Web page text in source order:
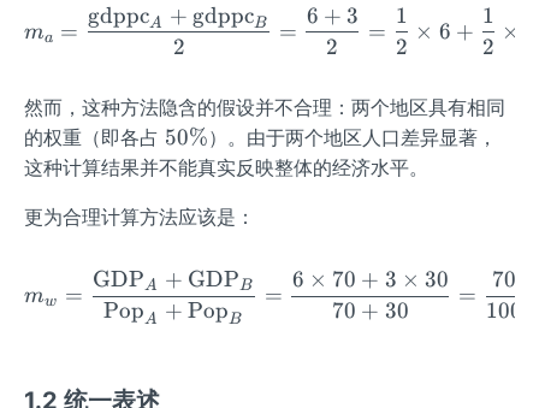
\te
o
p}
m_a =
ma =
2
gdppcA + gdppcB =
2
6 + 3
=
2
1
× 6 +
2
1
×
然而，这种方法隐含的假设并不合理：两个地区具有相同
的权重（即各占 5
0
%
50%）。由于两个地区人口差异显著，
这种计算结果并不能真实反映整体的经济水平。
更为合理计算方法应该是：
m_w =
mw =
PopA + PopB
GDPA + GDPB =
70 + 30
6 × 70 + 3 × 30
=
100
70
1.2 统一表述